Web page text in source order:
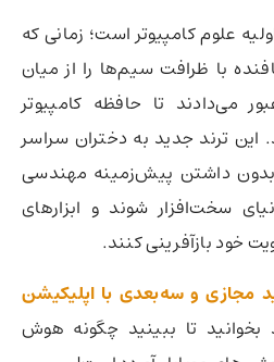
علوم کامپیوتر است؛ زمانی که
با ظرافت سیم‌ها را از میان
می‌دادند تا حافظه کامپیوتر
ترند جدید به دختران سراسر
داشتن پیش‌زمینه مهندسی
سخت‌افزار شوند و ابزارهای
خود بازآفرینی کنند.
مجازی و سه‌بعدی با اپلیکیشن
بخوانید تا ببینید چگونه هوش